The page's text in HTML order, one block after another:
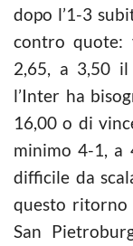
dopo l’1-3
contro quote:
2,65, a 3,50 il
l’Inter ha
16,00 o di
minimo 4-1, a
difficile da
questo
San